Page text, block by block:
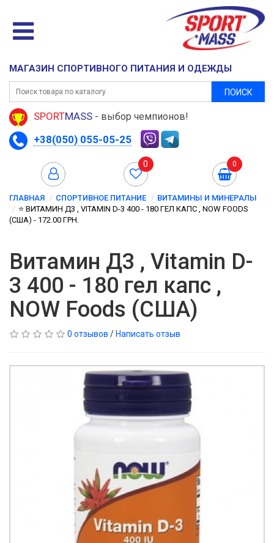
МАГАЗИН СПОРТИВНОГО ПИТАНИЯ И ОДЕЖДЫ
ПОИСК
SPORTMASS - выбор чемпионов!
+38(050) 055-05-25
0 0
ГЛАВНАЯ СПОРТИВНОЕ ПИТАНИЕ
ВИТАМИНЫ И МИНЕРАЛЫ
⭐️ ВИТАМИН Д3 , VITAMIN D-3 400 - 180 ГЕЛ КАПС , NOW FOODS
(CША) - 172.00 ГРН.
Витамин Д3 , Vitamin D-
3 400 - 180 гел капс ,
NOW Foods (CША)
0 отзывов / Написать отзыв